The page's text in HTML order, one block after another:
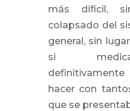
más difícil,
colapsado del
general, sin
si
hacer con
que se